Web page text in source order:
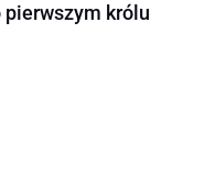
pierwszym królu